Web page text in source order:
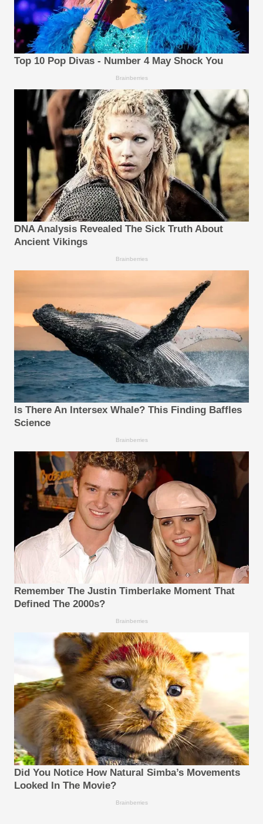
Top 10 Pop Divas - Number 4 May Shock You
Brainberries
DNA Analysis Revealed The Sick Truth About
Ancient Vikings
Brainberries
Is There An Intersex Whale? This Finding Baffles
Science
Brainberries
Remember The Justin Timberlake Moment That
Defined The 2000s?
Brainberries
Did You Notice How Natural Simba’s Movements
Looked In The Movie?
Brainberries